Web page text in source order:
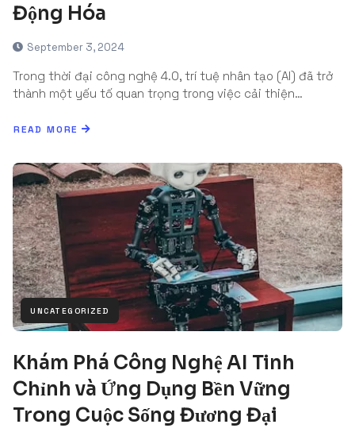
Động Hóa
September 3, 2024
Trong thời đại công nghệ 4.0, trí tuệ nhân tạo (AI) đã trở
thành một yếu tố quan trọng trong việc cải thiện…
READ MORE
UNCATEGORIZED
Khám Phá Công Nghệ AI Tinh
Chỉnh và Ứng Dụng Bền Vững
Trong Cuộc Sống Đương Đại